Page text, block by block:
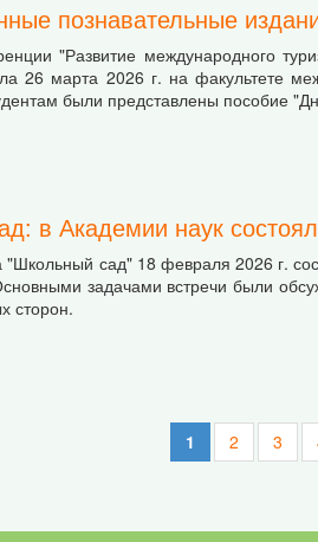
познавательные
"Развитие международного
26 марта 2026 г. на факультете
были представлены пособие
в Академии наук
"Школьный сад" 18 февраля 2026 г.
задачами встречи были
сторон.
1 2 3